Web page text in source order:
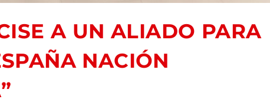
A UN ALIADO PARA
NACIÓN